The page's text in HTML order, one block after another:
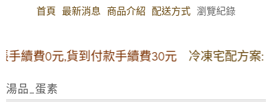
首頁 最新消息 商品介紹 配送方式 瀏覽紀錄
0元,貨到付款手續費30元 冷凍宅配方案:【離島
湯品_蛋素